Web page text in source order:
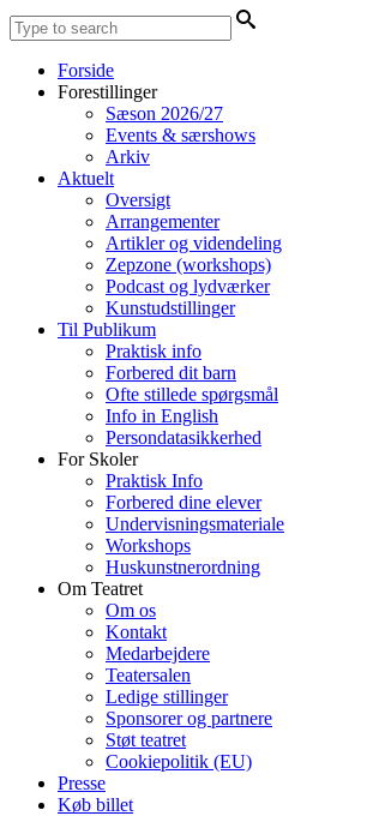
Forside
Forestillinger
Sæson 2026/27
Events & særshows
Arkiv
Aktuelt
Oversigt
Arrangementer
Artikler og videndeling
Zepzone (workshops)
Podcast og lydværker
Kunstudstillinger
Til Publikum
Praktisk info
Forbered dit barn
Ofte stillede spørgsmål
Info in English
Persondatasikkerhed
For Skoler
Praktisk Info
Forbered dine elever
Undervisningsmateriale
Workshops
Huskunstnerordning
Om Teatret
Om os
Kontakt
Medarbejdere
Teatersalen
Ledige stillinger
Sponsorer og partnere
Støt teatret
Cookiepolitik (EU)
Presse
Køb billet